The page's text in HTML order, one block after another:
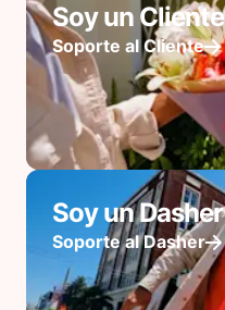
Soy un Cliente
Soporte al Cliente
Soy un Dasher
Soporte al Dasher